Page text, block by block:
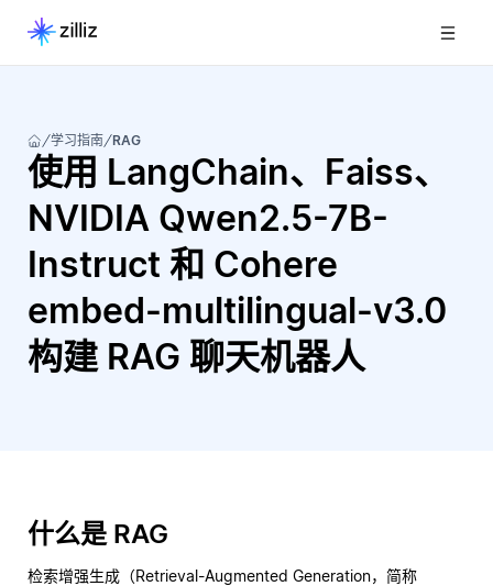
学习指南 RAG
使用 LangChain、Faiss、
NVIDIA Qwen2.5-7B-
Instruct 和 Cohere
embed-multilingual-v3.0
构建 RAG 聊天机器人
什么是 RAG
检索增强生成（Retrieval-Augmented Generation，简称